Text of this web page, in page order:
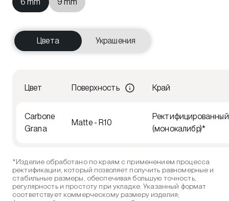
Цвета Украшения
Цвет Поверхность Край
Carbone
Grana
Matte - R10
Ректифицированный
(монокалибр)*
*Изделие обработано по краям с применением процесса
ректификации, который позволяет получить равномерные и
стабильные размеры, обеспечивая большую точность,
регулярность и простоту при укладке. Указанный формат
соответствует коммерческому размеру изделия;